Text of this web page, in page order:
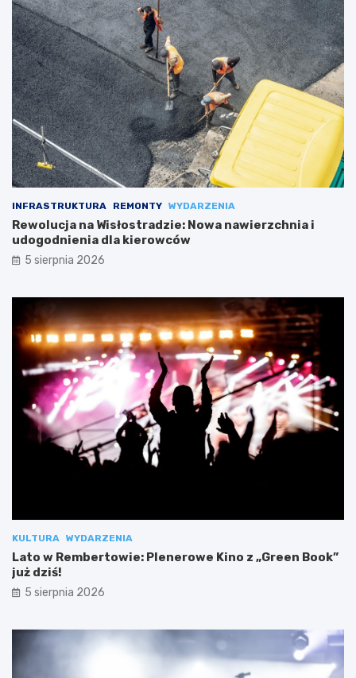
INFRASTRUKTURA REMONTY WYDARZENIA
Rewolucja na Wisłostradzie: Nowa nawierzchnia i
udogodnienia dla kierowców
5 sierpnia 2026
KULTURA WYDARZENIA
Lato w Rembertowie: Plenerowe Kino z „Green Book”
już dziś!
5 sierpnia 2026